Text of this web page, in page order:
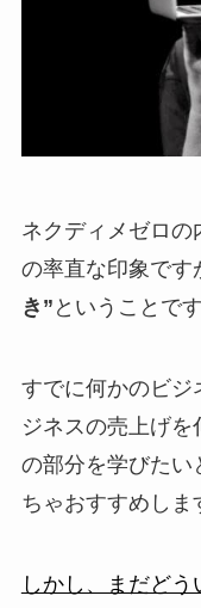
ネクディメゼロの
の率直な印象です
き” ということです
すでに何かのビジ
ジネスの売上げを
の部分を学びたい
ちゃおすすめしま
しかし、まだど